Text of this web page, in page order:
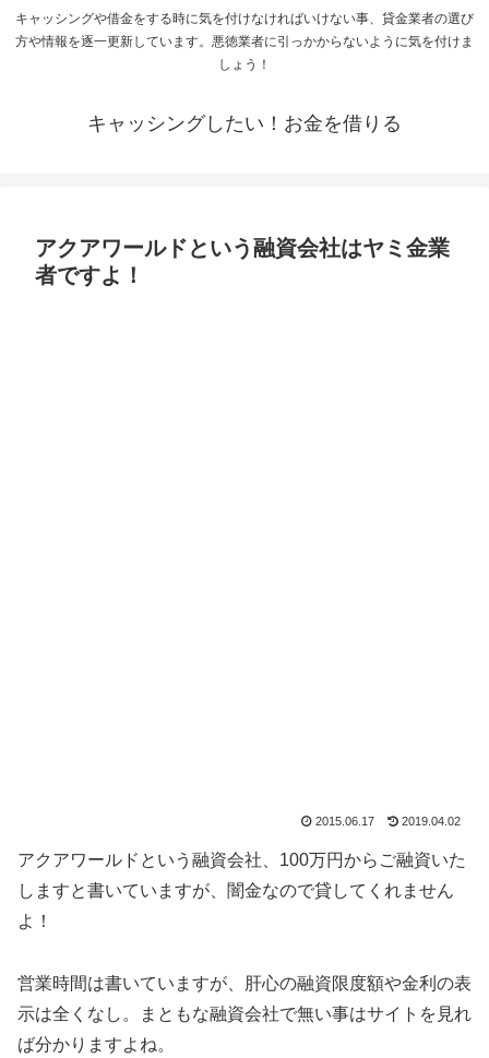
キャッシングや借金をする時に気を付けなければいけない事、貸金業者の選び
方や情報を逐一更新しています。悪徳業者に引っかからないように気を付けま
しょう！
キャッシングしたい！お金を借りる
アクアワールドという融資会社はヤミ金業
者ですよ！
2015.06.17 2019.04.02
アクアワールドという融資会社、100万円からご融資いた
しますと書いていますが、闇金なので貸してくれません
よ！
営業時間は書いていますが、肝心の融資限度額や金利の表
示は全くなし。まともな融資会社で無い事はサイトを見れ
ば分かりますよね。